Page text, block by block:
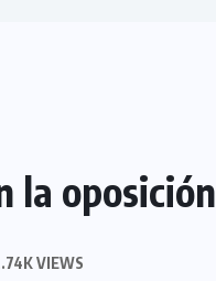
la oposición
VIEWS